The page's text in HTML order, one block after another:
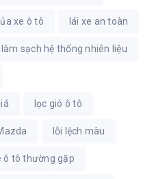
xe ô tô lái xe an toàn
làm sạch hệ thống nhiên liệu
lọc gió ô tô
lỗi lệch màu
ô tô thường gặp